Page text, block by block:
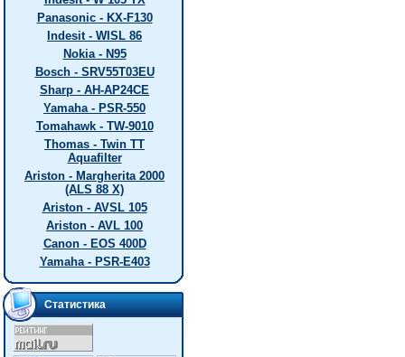
Panasonic - KX-F130
Indesit - WISL 86
Nokia - N95
Bosch - SRV55T03EU
Sharp - AH-AP24CE
Yamaha - PSR-550
Tomahawk - TW-9010
Thomas - Twin TT
Aquafilter
Ariston - Margherita 2000
(ALS 88 X)
Ariston - AVSL 105
Ariston - AVL 100
Canon - EOS 400D
Yamaha - PSR-E403
Статистика